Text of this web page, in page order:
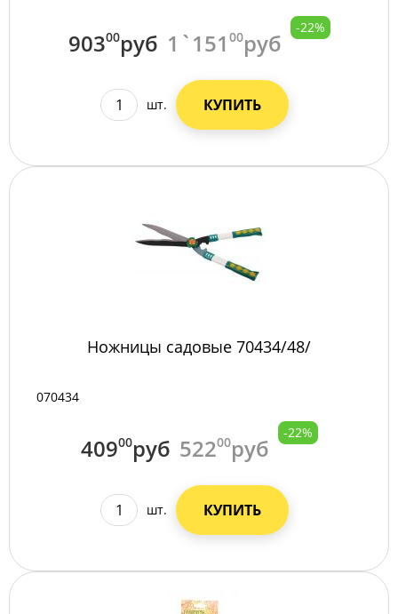
90300руб 1`151 00руб
-22%
шт. КУПИТЬ
Ножницы садовые 70434/48/
070434
40900руб 52200руб
-22%
шт. КУПИТЬ